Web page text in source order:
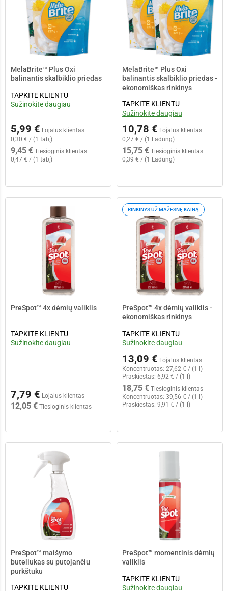
MelaBrite™ Plus Oxi
balinantis skalbiklio priedas
TAPKITE KLIENTU
Sužinokite daugiau
5,99 € Lojalus klientas
0,30 € / (1 tab,)
9,45 € Tiesioginis klientas
0,47 € / (1 tab,)
MelaBrite™ Plus Oxi
balinantis skalbiklio priedas -
ekonomiškas rinkinys
TAPKITE KLIENTU
Sužinokite daugiau
10,78 € Lojalus klientas
0,27 € / (1 Ladung)
15,75 € Tiesioginis klientas
0,39 € / (1 Ladung)
PreSpot™ 4x dėmių valiklis
TAPKITE KLIENTU
Sužinokite daugiau
7,79 € Lojalus klientas
12,05 € Tiesioginis klientas
RINKINYS UŽ MAŽESNĘ KAINĄ
PreSpot™ 4x dėmių valiklis -
ekonomiškas rinkinys
TAPKITE KLIENTU
Sužinokite daugiau
13,09 € Lojalus klientas
Koncentruotas: 27,62 € / (1 l)
Praskiestas: 6,92 € / (1 l)
18,75 € Tiesioginis klientas
Koncentruotas: 39,56 € / (1 l)
Praskiestas: 9,91 € / (1 l)
PreSpot™ maišymo
buteliukas su putojančiu
purkštuku
TAPKITE KLIENTU
PreSpot™ momentinis dėmių
valiklis
TAPKITE KLIENTU
Sužinokite daugiau
Main Content Loading